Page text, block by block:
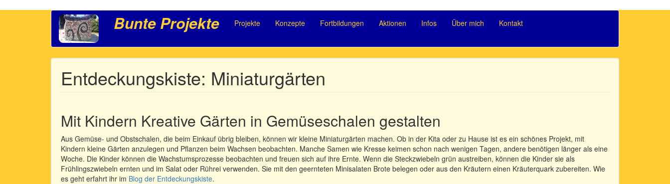
Bunte Projekte
Hauptnavigation Projekte Konzepte Fortbildungen Aktionen Infos Über mich Kontakt
Entdeckungskiste: Miniaturgärten
Mit Kindern Kreative Gärten in Gemüseschalen gestalten
Aus Gemüse- und Obstschalen, die beim Einkauf übrig bleiben, können wir kleine Miniaturgärten machen. Ob in der Kita oder zu Hause ist es ein schönes Projekt, mit
Kindern kleine Gärten anzulegen und Pflanzen beim Wachsen beobachten. Manche Samen wie Kresse keimen schon nach wenigen Tagen, andere benötigen länger als eine
Woche. Die Kinder können die Wachstumsprozesse beobachten und freuen sich auf ihre Ernte. Wenn die Steckzwiebeln grün austreiben, können die Kinder sie als
Frühlingszwiebeln ernten und im Salat oder Rührei verwenden. Sie mit den geernteten Minisalaten Brote belegen oder aus den Kräutern einen Kräuterquark zubereiten. Wie
es geht erfahrt ihr im Blog der Entdeckungskiste.